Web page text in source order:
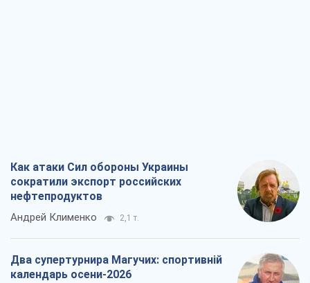
Как атаки Сил обороны Украины
сократили экспорт российских
нефтепродуктов
Андрей Клименко 2,1 т.
Два супертурнира Магучих: спортивній
календарь осени-2026